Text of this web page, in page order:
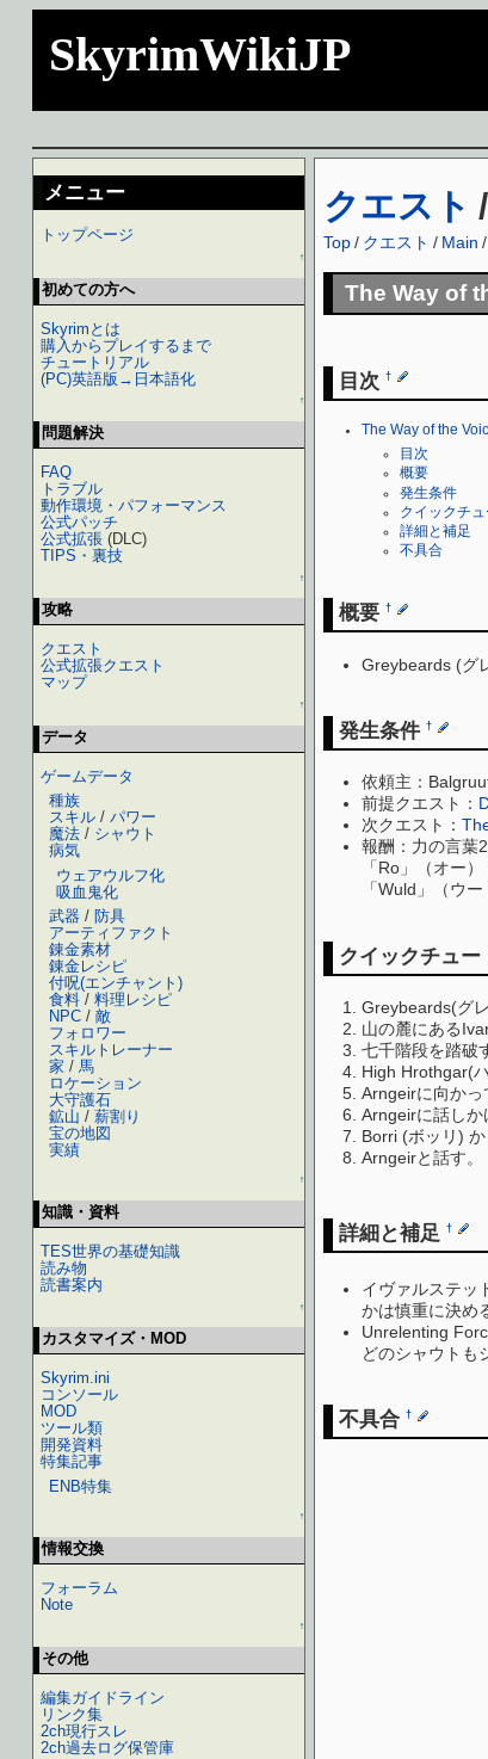
SkyrimWikiJP
クエスト /
Top / クエスト / Main /
The Way of
目次†
The Way of the
目次
概要
発生条件
クイックチ
詳細と補足
不具合
概要†
Greybeards (グ
発生条件†
依頼主：
前提クエスト：
次クエスト：
報酬：力の言葉2
「Ro」（オー
「Wuld」（ウ
クイックチュ
Greybeards(グ
山の麓にある
七千階段を踏破
High Hrothgar(
Arngeirに向かっ
Arngeirに話しか
Borri (ボッリ)
Arngeirと話す。
詳細と補足†
イヴァルステッ
かは慎重に決め
Unrelenting
どのシャウトも
不具合†
メニュー
トップページ
↑
初めての方へ
Skyrimとは
購入からプレイするまで
チュートリアル
(PC)英語版→日本語化
↑
問題解決
FAQ
トラブル
動作環境・パフォーマンス
公式パッチ
公式拡張 (DLC)
TIPS・裏技
↑
攻略
クエスト
公式拡張クエスト
マップ
↑
データ
ゲームデータ
種族
スキル/ パワー
魔法/ シャウト
病気
ウェアウルフ化
吸血鬼化
武器 / 防具
アーティファクト
錬金素材
錬金レシピ
付呪(エンチャント)
食料/ 料理レシピ
NPC/ 敵
フォロワー
スキルトレーナー
家 / 馬
ロケーション
大守護石
鉱山 / 薪割り
宝の地図
実績
↑
知識・資料
TES世界の基礎知識
読み物
読書案内
↑
カスタマイズ・MOD
Skyrim.ini
コンソール
MOD
ツール類
開発資料
特集記事
ENB特集
↑
情報交換
フォーラム
Note
↑
その他
編集ガイドライン
リンク集
2ch現行スレ
2ch過去ログ保管庫